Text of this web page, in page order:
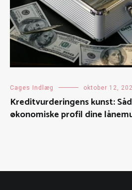
Cages Indlæg oktober 12,
Kreditvurderingens kunst:
økonomiske profil dine